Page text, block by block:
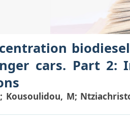
cars. Part 2:
; Kousoulidou, M;